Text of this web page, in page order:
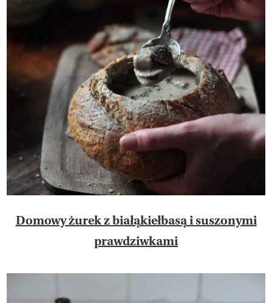
Domowy żurek z białąkiełbasą i suszonymi
prawdziwkami